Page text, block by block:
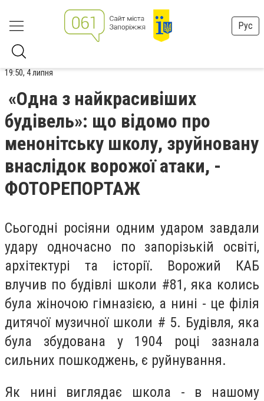
Рус
19:50, 4 липня
«Одна з найкрасивіших
будівель»: що відомо про
менонітську школу, зруйновану
внаслідок ворожої атаки, -
ФОТОРЕПОРТАЖ
Сьогодні росіяни одним ударом завдали
удару одночасно по запорізькій освіті,
архітектурі та історії. Ворожий КАБ
влучив по будівлі школи #81, яка колись
була жіночою гімназією, а нині - це філія
дитячої музичної школи # 5. Будівля, яка
була збудована у 1904 році зазнала
сильних пошкоджень, є руйнування.
Як нині виглядає школа - в нашому